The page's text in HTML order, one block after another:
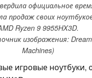
официальное
продаж своих
Ryzen 9 9955HX3D.
изображения: Dream
Machines)
игровые